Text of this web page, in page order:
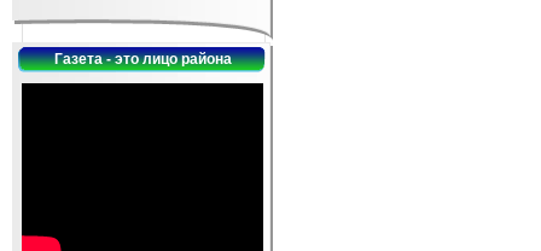
Газета - это лицо района